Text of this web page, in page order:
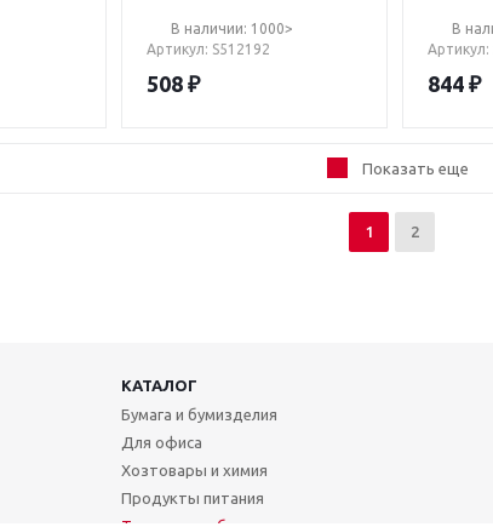
В наличии: 1000>
Артикул: S512192
508 ₽
В
Артикул:
844 ₽
Показать еще
1 2
КАТАЛОГ
Бумага и бумизделия
Для офиса
Хозтовары и химия
Продукты питания